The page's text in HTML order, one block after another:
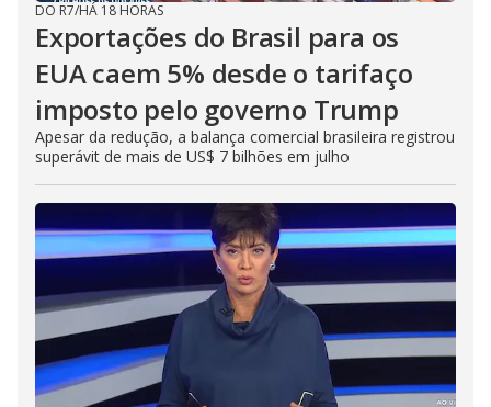
DO R7/HÁ 18 HORAS
Exportações do Brasil para os
EUA caem 5% desde o tarifaço
imposto pelo governo Trump
Apesar da redução, a balança comercial brasileira registrou
superávit de mais de US$ 7 bilhões em julho